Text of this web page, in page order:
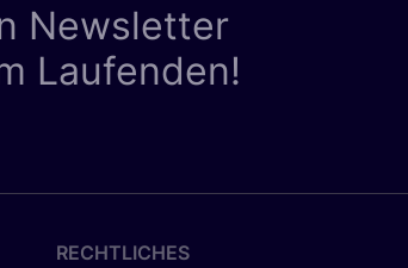
Newsletter
Laufenden!
RECHTLICHES